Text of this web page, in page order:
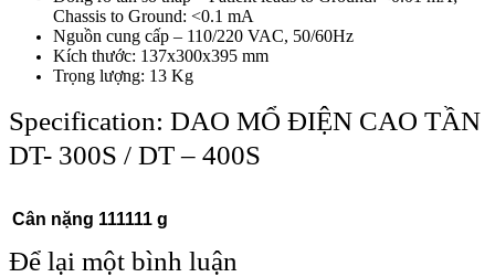
Chassis to Ground: <0.1 mA
Nguồn cung cấp – 110/220 VAC, 50/60Hz
Kích thước: 137x300x395 mm
Trọng lượng: 13 Kg
Specification: DAO MỔ ĐIỆN CAO TẦN
DT- 300S / DT – 400S
Cân nặng 111111 g
Để lại một bình luận